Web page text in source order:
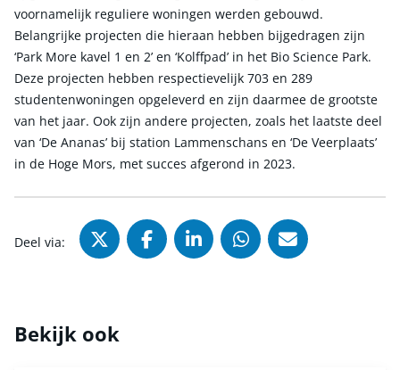
voornamelijk reguliere woningen werden gebouwd.
Belangrijke projecten die hieraan hebben bijgedragen zijn
‘Park More kavel 1 en 2’ en ‘Kolffpad’ in het Bio Science Park.
Deze projecten hebben respectievelijk 703 en 289
studentenwoningen opgeleverd en zijn daarmee de grootste
van het jaar. Ook zijn andere projecten, zoals het laatste deel
van ‘De Ananas’ bij station Lammenschans en ‘De Veerplaats’
in de Hoge Mors, met succes afgerond in 2023.
Deel via: Deel via X (Twitter), opent in
Deel via Facebook, opent
Deel via LinkedIn,
Deel viaDeel via
Bekijk ook